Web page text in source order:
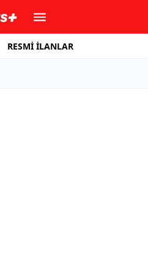
RESMİ İLANLAR